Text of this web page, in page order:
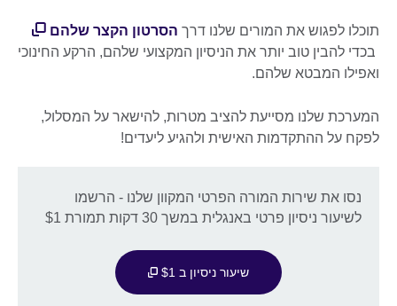
תוכלו לפגוש את המורים שלנו דרך הסרטון הקצר שלהם
בכדי להבין טוב יותר את הניסיון המקצועי שלהם, הרקע החינוכי
ואפילו המבטא שלהם.
המערכת שלנו מסייעת להציב מטרות, להישאר על המסלול,
לפקח על ההתקדמות האישית ולהגיע ליעדים!
נסו את שירות המורה הפרטי המקוון שלנו - הרשמו
לשיעור ניסיון פרטי באנגלית במשך 30 דקות תמורת $1
שיעור ניסיון ב $1